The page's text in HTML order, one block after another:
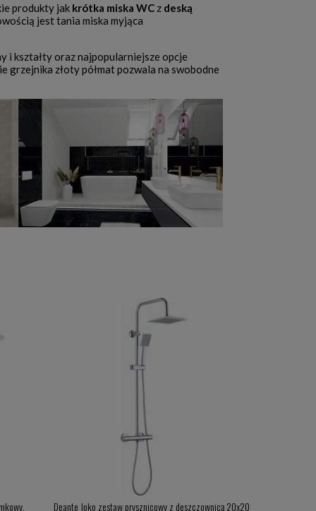
produkty jak krótka miska WC z deską
jest tania miska myjąca
i kształty oraz najpopularniejsze opcje
grzejnika złoty półmat pozwala na swobodne
Deante Joko zestaw prysznicowy z deszczownicą 20x20